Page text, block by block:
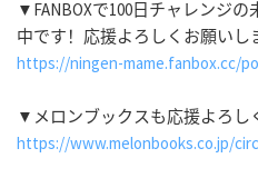
▼FANBOXで100日チャレンジ
中です！応援よろしくお願いし
https://ningen-mame.fanbox.cc/
▼メロンブックスも応援よろし
https://www.melonbooks.co.jp/